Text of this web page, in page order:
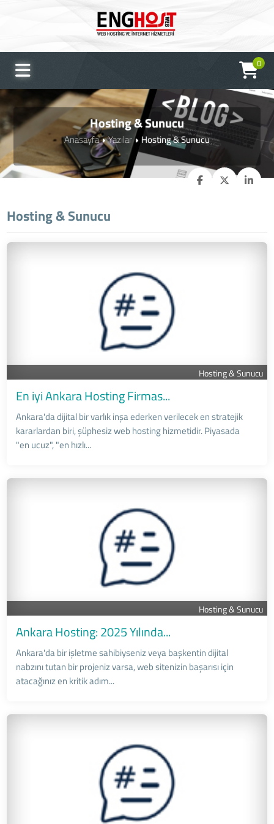
0
Hosting & Sunucu
Anasayfa Yazılar Hosting & Sunucu
Hosting & Sunucu
Hosting & Sunucu
En iyi Ankara Hosting Firmas...
Ankara'da dijital bir varlık inşa ederken verilecek en stratejik
kararlardan biri, şüphesiz web hosting hizmetidir. Piyasada
"en ucuz", "en hızlı...
Hosting & Sunucu
Ankara Hosting: 2025 Yılında...
Ankara'da bir işletme sahibiyseniz veya başkentin dijital
nabzını tutan bir projeniz varsa, web sitenizin başarısı için
atacağınız en kritik adım...